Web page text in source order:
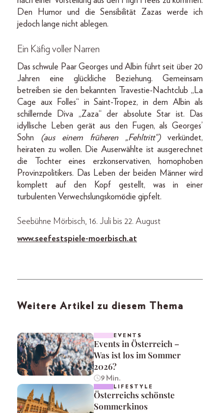
Den Humor und die Sensibilität Zazas werde ich
jedoch lange nicht ablegen.
Ein Käfig voller Narren
Das schwule Paar Georges und Albin führt seit über 20
Jahren eine glückliche Beziehung. Gemeinsam
betreiben sie den bekannten Travestie-Nachtclub „La
Cage aux Folles“ in Saint-Tropez, in dem Albin als
schillernde Diva „Zaza“ der absolute Star ist. Das
idyllische Leben gerät aus den Fugen, als Georges’
Sohn (aus einem früheren „Fehltritt“)verkündet,
heiraten zu wollen. Die Auserwählte ist ausgerechnet
die Tochter eines erzkonservativen, homophoben
Provinzpolitikers. Das Leben der beiden Männer wird
komplett auf den Kopf gestellt, was in einer
turbulenten Verwechslungskomödie gipfelt.
Seebühne Mörbisch, 16. Juli bis 22. August
www.seefestspiele-moerbisch.at
Weitere Artikel zu diesem Thema
EVENTS
Events in Österreich –
Was ist los im Sommer
2026?
9 Min.
LIFESTYLE
Österreichs schönste
Sommerkinos